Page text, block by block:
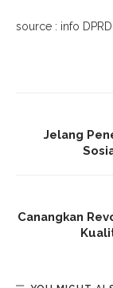
source : info
Jelang
Canangkan